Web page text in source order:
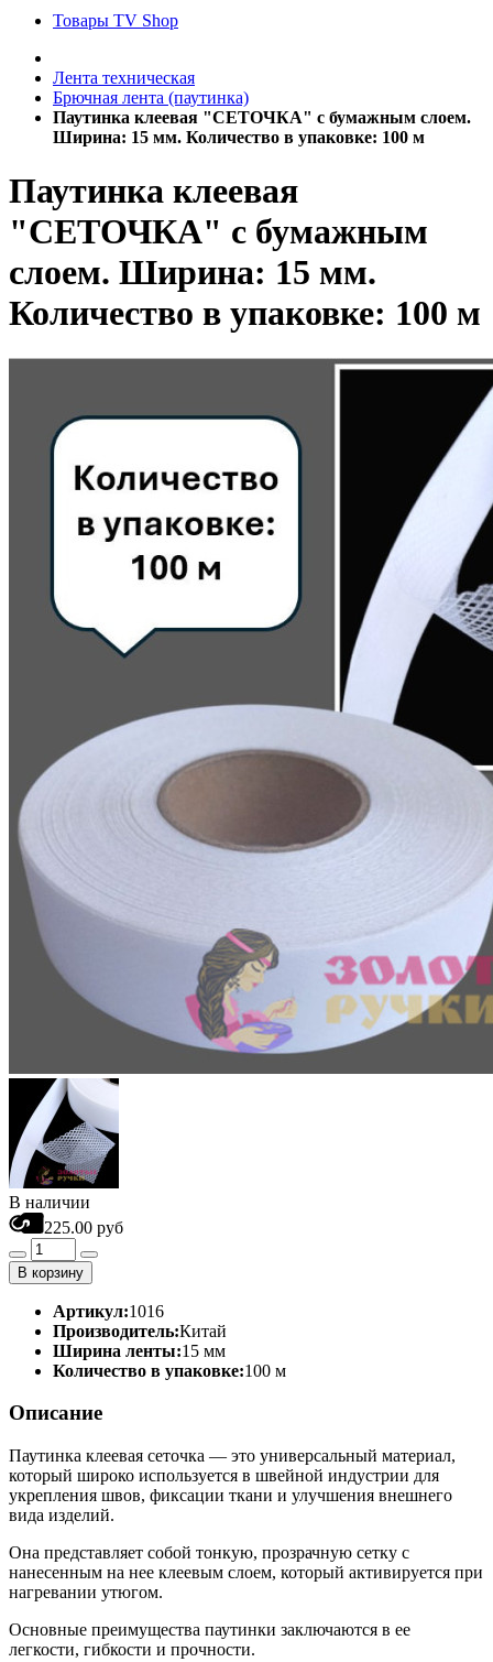
Товары TV Shop
Лента техническая
Брючная лента (паутинка)
Паутинка клеевая "СЕТОЧКА" с бумажным слоем.
Ширина: 15 мм. Количество в упаковке: 100 м
Паутинка клеевая
"СЕТОЧКА" с бумажным
слоем. Ширина: 15 мм.
Количество в упаковке: 100 м
В наличии
225.00 руб
В корзину
Артикул:1016
Производитель:Китай
Ширина ленты:15 мм
Количество в упаковке:100 м
Описание
Паутинка клеевая сеточка — это универсальный материал,
который широко используется в швейной индустрии для
укрепления швов, фиксации ткани и улучшения внешнего
вида изделий.
Она представляет собой тонкую, прозрачную сетку с
нанесенным на нее клеевым слоем, который активируется при
нагревании утюгом.
Основные преимущества паутинки заключаются в ее
легкости, гибкости и прочности.